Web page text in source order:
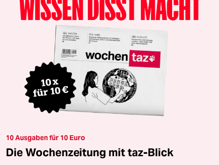
10 Ausgaben für 10 Euro
Die Wochenzeitung mit taz-Blick